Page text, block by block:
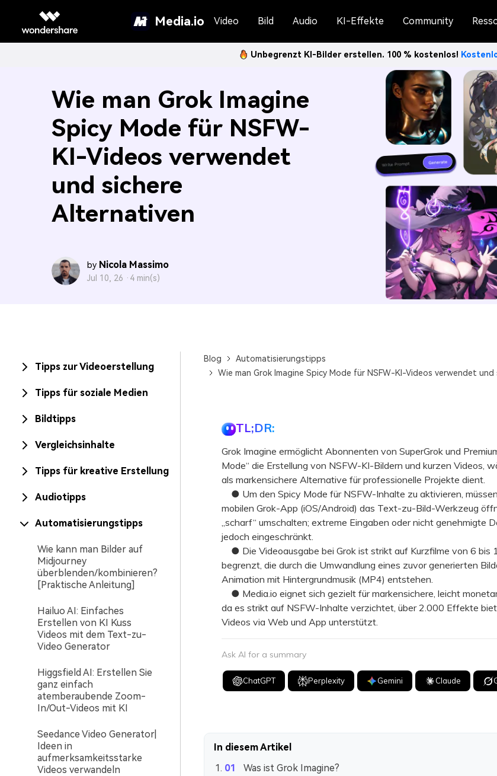
Media.io Video Bild Audio KI-Effekte Community
Unbegrenzt KI-Bilder erstellen. 100 % kostenlos!
Wie man Grok Imagine
Spicy Mode für NSFW-
KI-Videos verwendet
und sichere
Alternativen
by Nicola Massimo
Jul 10, 26 · 4 min(s)
Tipps zur Videoerstellung
Tipps für soziale Medien
Bildtipps
Vergleichsinhalte
Tipps für kreative Erstellung
Audiotipps
Automatisierungstipps
Wie kann man Bilder auf
Midjourney
überblenden/kombinieren?
[Praktische Anleitung]
Hailuo AI: Einfaches
Erstellen von KI Kuss
Videos mit dem Text-zu-
Video Generator
Higgsfield AI: Erstellen Sie
ganz einfach
atemberaubende Zoom-
In/Out-Videos mit KI
Seedance Video Generator|
Ideen in
aufmerksamkeitsstarke
Videos verwandeln
Blog
Automatisierungstipps
Wie man Grok Imagine Spicy Mode für NSFW-KI-Videos verwendet
TL;DR:
Grok Imagine ermöglicht Abonnenten von SuperGrok und
Mode“ die Erstellung von NSFW-KI-Bildern und kurzen Videos,
als markensichere Alternative für professionelle Projekte dient.
● Um den Spicy Mode für NSFW-Inhalte zu aktivieren,
mobilen Grok-App (iOS/Android) das Text-zu-Bild-Werkzeug
„scharf“ umschalten; extreme Eingaben oder nicht genehmigte
jedoch eingeschränkt.
● Die Videoausgabe bei Grok ist strikt auf Kurzfilme von 6 bis
begrenzt, die durch die Umwandlung eines zuvor generierten
Animation mit Hintergrundmusik (MP4) entstehen.
● Media.io eignet sich gezielt für markensichere, leicht
da es strikt auf NSFW-Inhalte verzichtet, über 2.000 Effekte
Videos via Web und App unterstützt.
Ask AI for a summary
ChatGPT Perplexity Gemini Claude
In diesem Artikel
Was ist Grok Imagine?